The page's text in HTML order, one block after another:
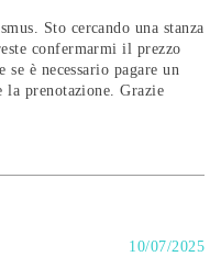
Sto cercando una stanza
confermarmi il prezzo
se è necessario pagare un
la prenotazione. Grazie
10/07/2025